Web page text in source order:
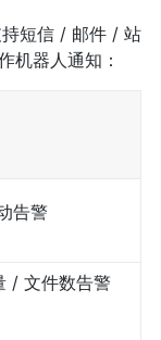
持短信 / 邮件 / 站
机器人通知：
告警
/ 文件数告警